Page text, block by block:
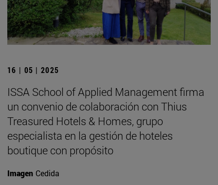
16 | 05 | 2025
ISSA School of Applied Management firma
un convenio de colaboración con Thius
Treasured Hotels & Homes, grupo
especialista en la gestión de hoteles
boutique con propósito
Imagen Cedida